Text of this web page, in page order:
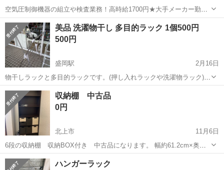
空気圧制御機器の組立や検査業務！高時給1700円★大手メーカー勤
務！嬉しい寮費無料！ワンルーム寮完備★マイカー通勤OK＆工場敷地
内に無料駐車場あり★！《岩手県釜石市》 人気の工場のお仕事 ◇空気
圧制御機器（シリンダ、バルブ...
岩手 釜石市 釜石駅 その他
美品 洗濯物干し 多目的ラック 1個500円
500円
盛岡駅
2月16日
物干しラックと多目的ラックです。(押し入れラックや洗濯物ラック) 1
個たったの500円です。 品物は知り合いの店舗外に置いてあります。
これだと気にいればもらえれば買って、気に入らなけれ...
岩手 盛岡市 盛岡駅 収納家具
収納棚 中古品
0円
北上市
11月6日
6段の収納棚 収納BOX付き 中古品になります。 幅約61.2cm×奥行
約30cm×高さ約174cm カラー:ブラウン 少し重めの物を収納してい
たので、棚がたわんでおり、ダボも緩い所がございます。 目立ったキ
岩手 北上市 収納家具 ネジ
ハンガーラック